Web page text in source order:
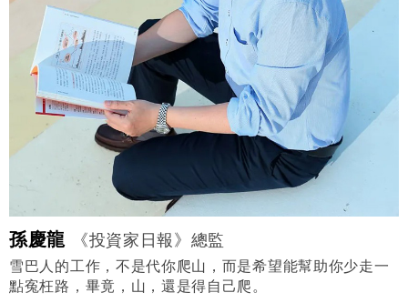
孫慶龍 《投資家日報》總監
雪巴人的工作，不是代你爬山，而是希望能幫助你少走一
點寃枉路，畢竟，山，還是得自己爬。